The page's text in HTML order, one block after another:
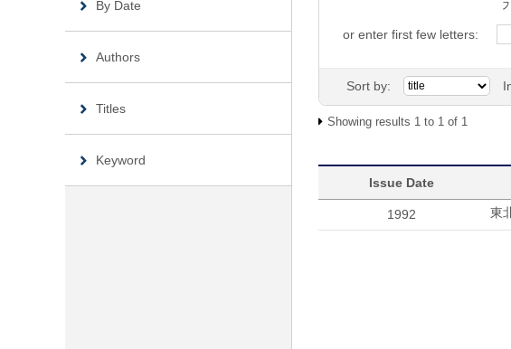
By Date
Authors
Titles
Keyword
or enter first few letters:
Sort by:
Showing results 1 to 1 of 1
Issue Date
1992 東